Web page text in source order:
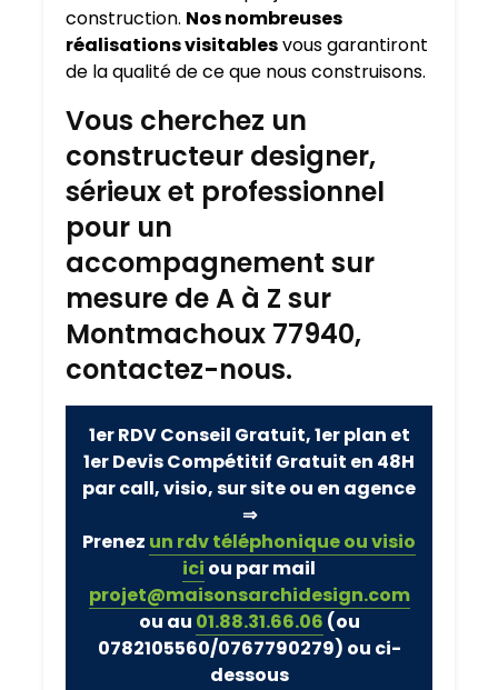
construction. Nos nombreuses
réalisations visitablesvous garantiront
de la qualité de ce que nous construisons.
Vous cherchez un
constructeur designer,
sérieux et professionnel
pour un
accompagnement sur
mesure de A à Z sur
Montmachoux 77940,
contactez-nous.
1er RDV Conseil Gratuit, 1er plan et
1er Devis Compétitif Gratuit en 48H
par call, visio, sur site ou en agence
⇒
Prenez un rdv téléphonique ou visio
ici ou par mail
projet@maisonsarchidesign.com
ou au 01.88.31.66.06 (ou
0782105560/0767790279) ou ci-
dessous